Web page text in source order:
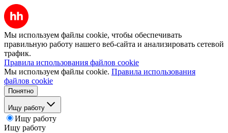
Мы используем файлы cookie, чтобы обеспечивать
правильную работу нашего веб-сайта и анализировать сетевой
трафик.
Правила использования файлов cookie
Мы используем файлы cookie. Правила использования
файлов cookie
Понятно
Ищу работу
Ищу работу
Ищу работу